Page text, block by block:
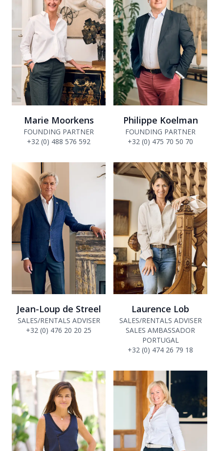
Marie Moorkens
FOUNDING PARTNER
+32 (0) 488 576 592
Philippe Koelman
FOUNDING PARTNER
+32 (0) 475 70 50 70
Jean-Loup de Streel
SALES/RENTALS ADVISER
+32 (0) 476 20 20 25
Laurence Lob
SALES/RENTALS ADVISER
SALES AMBASSADOR
PORTUGAL
+32 (0) 474 26 79 18